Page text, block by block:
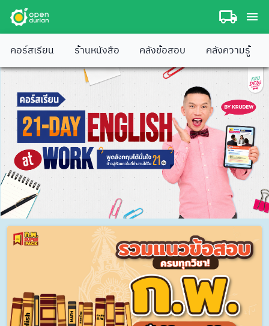
คอร์สเรียน ร้านหนังสือ คลังข้อสอบ คลังความรู้